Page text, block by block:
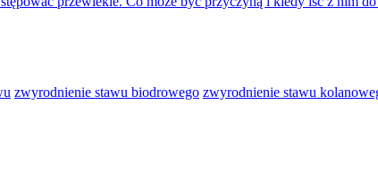
zwyrodnienie stawu biodrowego zwyrodnienie stawu